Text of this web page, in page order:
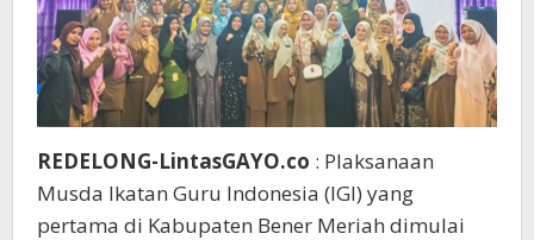
REDELONG-LintasGAYO.co : Plaksanaan
Musda Ikatan Guru Indonesia (IGI) yang
pertama di Kabupaten Bener Meriah dimulai